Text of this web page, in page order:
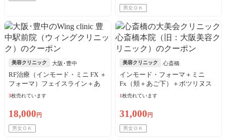
男女ＯＫ
美容クリニック 大阪･豊中
RF治療（インモード・ミニ FX ＋
フォーマ）フェイスライン＋あ
ご下※初診料込
3枚売れています
18,000 円
男女ＯＫ
美容クリニック 心斎橋
インモード・フォーマ＋ミニ
Fx（頬＋あご下）＋ボツリヌス
トキシン（両エラ）※初診料込
1枚売れています
31,000 円
男女ＯＫ